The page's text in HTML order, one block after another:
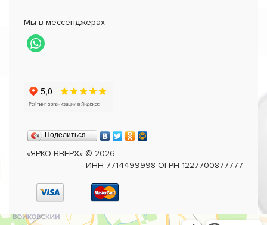
Мы в мессенджерах
Поделиться…
«ЯРКО ВВЕРХ» © 2026
ИНН 7714499998 ОГРН 1227700877777